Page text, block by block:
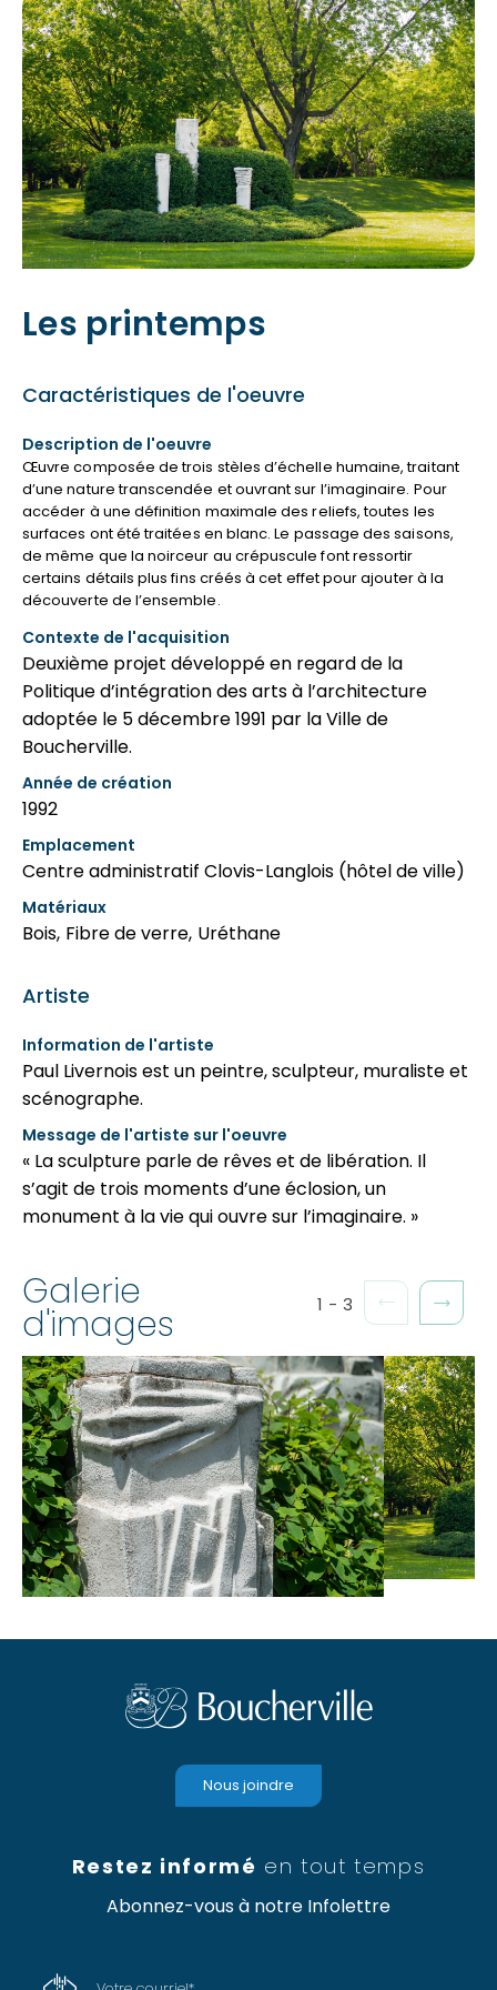
Les printemps
Caractéristiques de l'oeuvre
Description de l'oeuvre
Œuvre composée de trois stèles d’échelle humaine, traitant
d’une nature transcendée et ouvrant sur l’imaginaire. Pour
accéder à une définition maximale des reliefs, toutes les
surfaces ont été traitées en blanc. Le passage des saisons,
de même que la noirceur au crépuscule font ressortir
certains détails plus fins créés à cet effet pour ajouter à la
découverte de l’ensemble.
Contexte de l'acquisition
Deuxième projet développé en regard de la
Politique d’intégration des arts à l’architecture
adoptée le 5 décembre 1991 par la Ville de
Boucherville.
Année de création
1992
Emplacement
Centre administratif Clovis-Langlois (hôtel de ville)
Matériaux
Bois, Fibre de verre, Uréthane
Artiste
Information de l'artiste
Paul Livernois est un peintre, sculpteur, muraliste et
scénographe.
Message de l'artiste sur l'oeuvre
« La sculpture parle de rêves et de libération. Il
s’agit de trois moments d’une éclosion, un
monument à la vie qui ouvre sur l’imaginaire. »
Galerie
d'images 1 - 3
Restez informé en tout temps
Abonnez-vous à notre Infolettre
Nous joindre